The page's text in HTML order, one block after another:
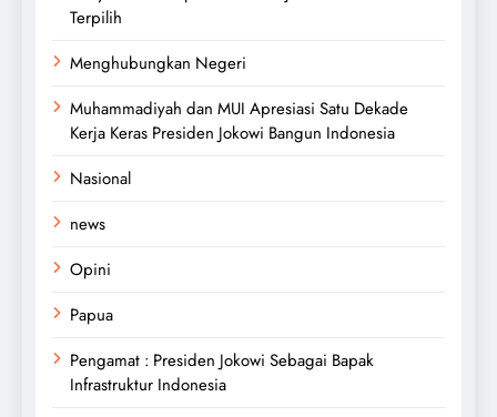
Terpilih
Menghubungkan Negeri
Muhammadiyah dan MUI Apresiasi Satu Dekade
Kerja Keras Presiden Jokowi Bangun Indonesia
Nasional
news
Opini
Papua
Pengamat : Presiden Jokowi Sebagai Bapak
Infrastruktur Indonesia